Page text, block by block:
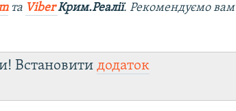
та ViberКрим.Реалії. Рекомендуємо вам
Встановитидодаток